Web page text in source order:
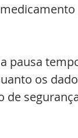
pausa
os